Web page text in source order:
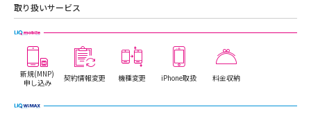
取り扱いサービス
新規(MNP)
申し込み
契約情報変更 機種変更 iPhone取扱 料金収納